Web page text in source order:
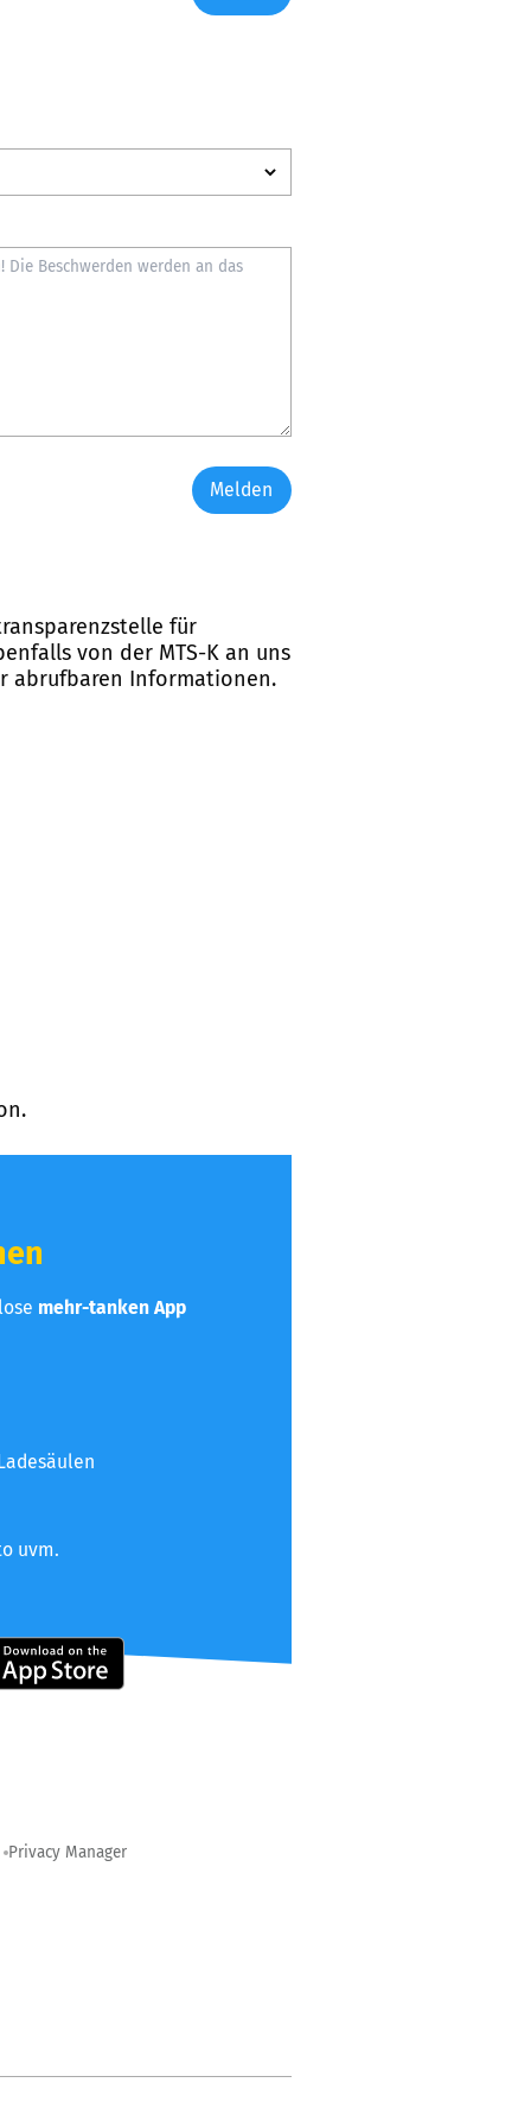
Melden
für
von der MTS-K an uns
abrufbaren Informationen.
mehr-tanken App
uvm.
Privacy Manager